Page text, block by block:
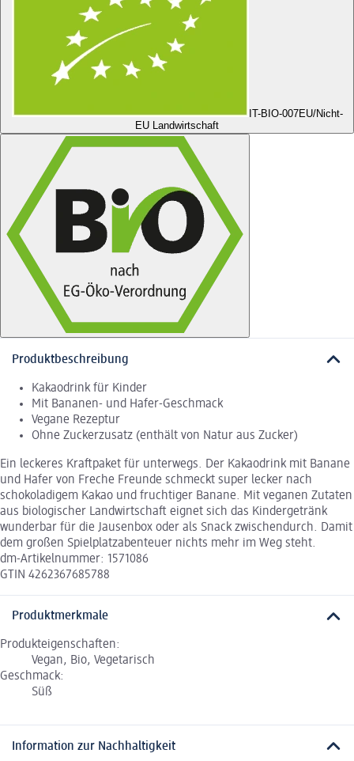
IT-BIO-007EU/Nicht-
EU Landwirtschaft
Produktbeschreibung
Kakaodrink für Kinder
Mit Bananen- und Hafer-Geschmack
Vegane Rezeptur
Ohne Zuckerzusatz (enthält von Natur aus Zucker)
Ein leckeres Kraftpaket für unterwegs. Der Kakaodrink mit Banane
und Hafer von Freche Freunde schmeckt super lecker nach
schokoladigem Kakao und fruchtiger Banane. Mit veganen Zutaten
aus biologischer Landwirtschaft eignet sich das Kindergetränk
wunderbar für die Jausenbox oder als Snack zwischendurch. Damit
dem großen Spielplatzabenteuer nichts mehr im Weg steht.
dm-Artikelnummer: 1571086
GTIN 4262367685788
Produktmerkmale
Produkteigenschaften:
Vegan, Bio, Vegetarisch
Geschmack:
Süß
Information zur Nachhaltigkeit